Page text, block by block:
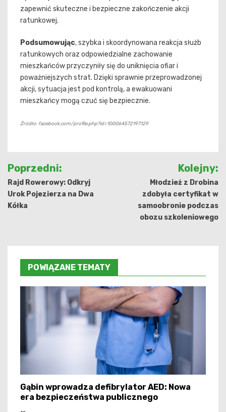
zapewnić skuteczne i bezpieczne zakończenie akcji
ratunkowej.
Podsumowując, szybka i skoordynowana reakcja służb
ratunkowych oraz odpowiedzialne zachowanie
mieszkańców przyczyniły się do uniknięcia ofiar i
poważniejszych strat. Dzięki sprawnie przeprowadzonej
akcji, sytuacja jest pod kontrolą, a ewakuowani
mieszkańcy mogą czuć się bezpiecznie.
Źródło: facebook.com/profile.php?id=100064572197129
Nawigacja
wpisu
Poprzedni:
Rajd Rowerowy: Odkryj
Urok Pojezierza na Dwa
Kółka
Kolejny:
Młodzież z Drobina
zdobyła certyfikat w
samoobronie podczas
obozu szkoleniowego
POWIĄZANE TEMATY
Gąbin wprowadza defibrylator AED: Nowa
era bezpieczeństwa publicznego